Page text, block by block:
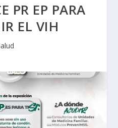
PR EP PARA
EL VIH